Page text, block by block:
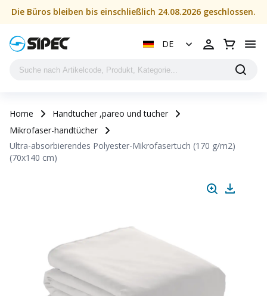
Die Büros bleiben bis einschließlich 24.08.2026 geschlossen.
DE
Home
Handtucher ,pareo und tucher
Mikrofaser-handtücher
Ultra-absorbierendes Polyester-Mikrofasertuch (170 g/m2)
(70x140 cm)